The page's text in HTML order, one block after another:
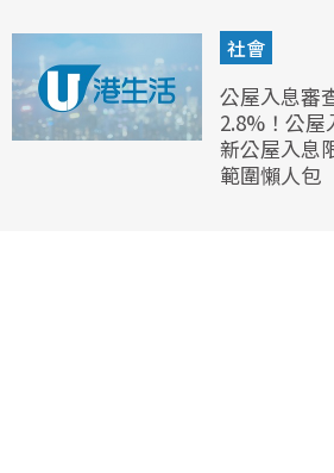
社會
公屋入息審
2.8%！公屋
新公屋入息
範圍懶人包